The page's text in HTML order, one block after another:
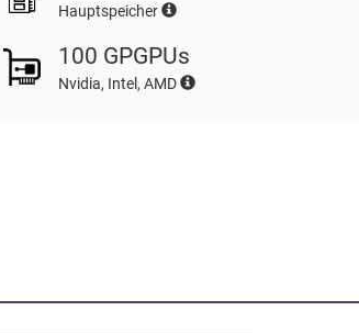
Hauptspeicher
100 GPGPUs
Nvidia, Intel, AMD